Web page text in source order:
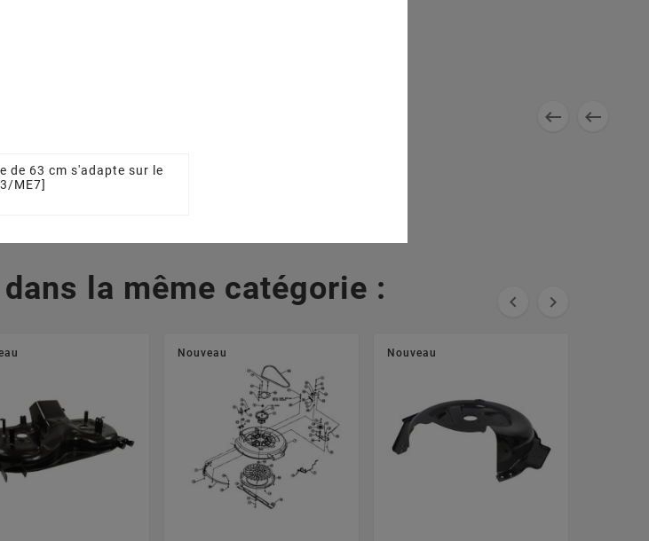
 
la même catégorie :  
Nouveau Nouveau
de 63 cm s'adapte sur le
ME7]